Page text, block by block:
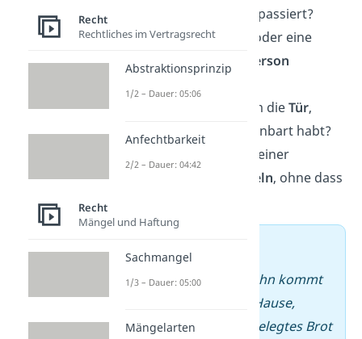
Unvorhergesehenes passiert?
Weiß es, wie es dich oder eine
andere
Vertrauensperson
Öffnet es niemandem dieTür,
wenn ihr das so vereinbart habt?
Hält es sich auch in deiner
Regeln, ohne dass
Dein neunjähriger Sohn kommt
nach der Schule nach Hause,
macht sich selbst ein belegtes Brot
Recht
Rechtliches im Vertragsrecht
Abstraktionsprinzip
1/2 – Dauer: 05:06
Anfechtbarkeit
2/2 – Dauer: 04:42
Recht
Mängel und Haftung
Sachmangel
1/3 – Dauer: 05:00
Mängelarten